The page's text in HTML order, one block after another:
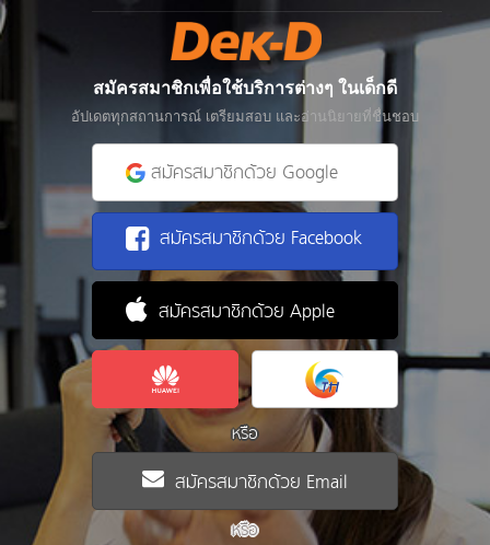
สมัครสมาชิกเพื่อใช้บริการต่างๆ ในเด็กดี
อัปเดตทุกสถานการณ์ เตรียมสอบ และอ่านนิยายที่ชื่นชอบ
สมัครสมาชิกด้วย Google
สมัครสมาชิกด้วย Facebook
สมัครสมาชิกด้วย Apple
หรือ
สมัครสมาชิกด้วย Email
หรือ